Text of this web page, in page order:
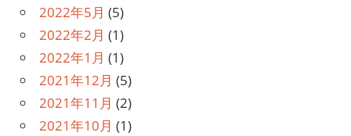
2022年5月 (5)
2022年2月 (1)
2022年1月 (1)
2021年12月 (5)
2021年11月 (2)
2021年10月 (1)